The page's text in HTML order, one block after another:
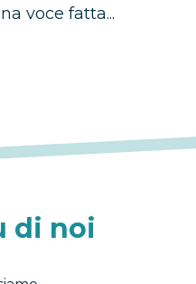
voce fatta...
di noi